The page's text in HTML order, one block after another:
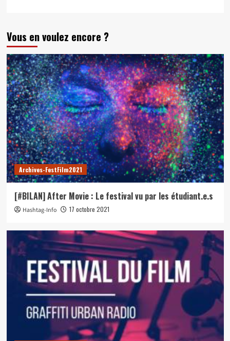
Vous en voulez encore ?
Archives-FestFilm2021
[#BILAN] After Movie : Le festival vu par les étudiant.e.s
Hashtag-Info 17 octobre 2021